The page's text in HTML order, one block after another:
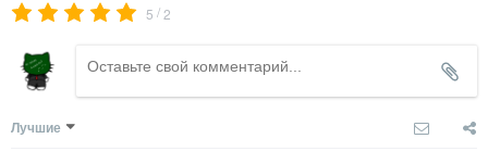
5 /2
Лучшие